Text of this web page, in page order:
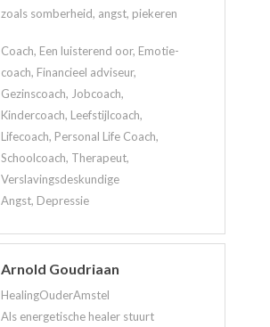
zoals somberheid, angst, piekeren
Coach, Een luisterend oor, Emotie-
coach, Financieel adviseur,
Gezinscoach, Jobcoach,
Kindercoach, Leefstijlcoach,
Lifecoach, Personal Life Coach,
Schoolcoach, Therapeut,
Verslavingsdeskundige
Angst, Depressie
Arnold Goudriaan
HealingOuderAmstel
Als energetische healer stuurt